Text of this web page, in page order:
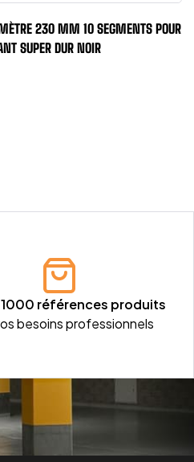
230 MM 10 SEGMENTS POUR
SUPER DUR NOIR
1000 références produits
besoins professionnels